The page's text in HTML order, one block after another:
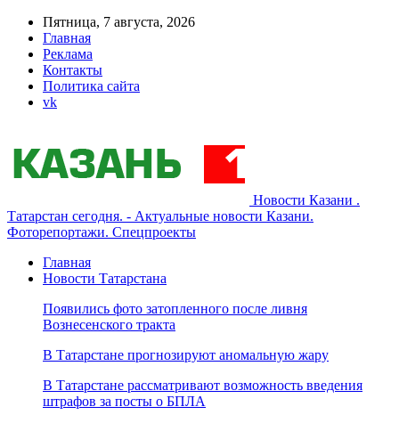
Пятница, 7 августа, 2026
Главная
Реклама
Контакты
Политика сайта
vk
Новости Казани .
Татарстан сегодня. - Актуальные новости Казани.
Фоторепортажи. Спецпроекты
Главная
Новости Татарстана
Появились фото затопленного после ливня
Вознесенского тракта
В Татарстане прогнозируют аномальную жару
В Татарстане рассматривают возможность введения
штрафов за посты о БПЛА